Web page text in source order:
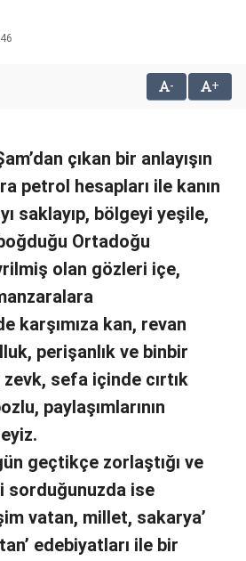
- +
çıkan bir anlayışın
petrol hesapları ile kanın
saklayıp, bölgeyi yeşile,
Ortadoğu
olan gözleri içe,
karşımıza kan, revan
perişanlık ve binbir
sefa içinde cırtık
paylaşımlarının
geçtikçe zorlaştığı ve
sorduğunuzda ise
vatan, millet, sakarya’
edebiyatları ile bir